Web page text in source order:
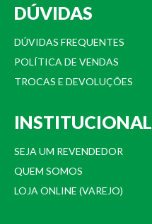
DÚVIDAS
DÚVIDAS FREQUENTES
POLÍTICA DE VENDAS
TROCAS E DEVOLUÇÕES
INSTITUCIONAL
SEJA UM REVENDEDOR
QUEM SOMOS
LOJA ONLINE (VAREJO)